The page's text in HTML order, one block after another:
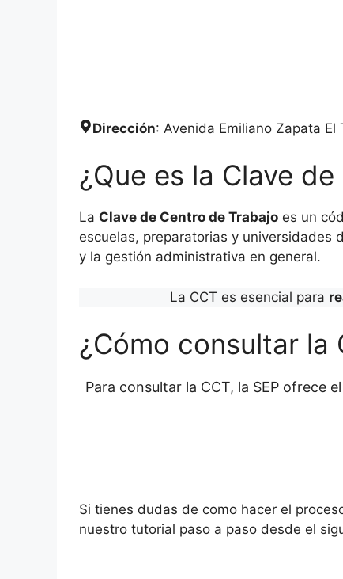
Dirección: Avenida Emiliano Zapata
¿Que es la Clave
La Clave de Centro de Trabajo es un
escuelas, preparatorias y universidades
y la gestión administrativa en general.
La CCT es esencial para
¿Cómo consultar la
Para consultar la CCT, la SEP ofrece el
Si tienes dudas de como hacer el
nuestro tutorial paso a paso desde el